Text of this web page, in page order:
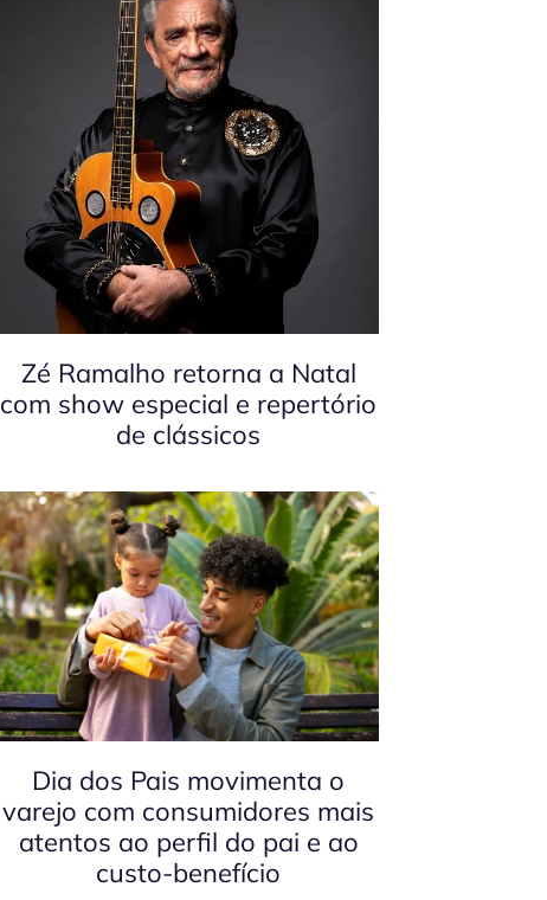
Zé Ramalho retorna a Natal
com show especial e repertório
de clássicos
Dia dos Pais movimenta o
varejo com consumidores mais
atentos ao perfil do pai e ao
custo-benefício